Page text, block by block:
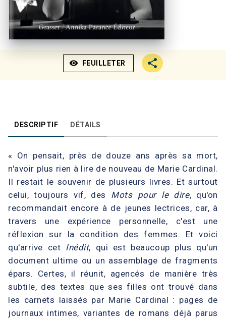
visibility FEUILLETER
DESCRIPTIF DÉTAILS
« On pensait, près de douze ans après sa mort,
n'avoir plus rien à lire de nouveau de Marie Cardinal.
Il restait le souvenir de plusieurs livres. Et surtout
celui, toujours vif, des Mots pour le dire, qu'on
recommandait encore à de jeunes lectrices, car, à
travers une expérience personnelle, c'est une
réflexion sur la condition des femmes. Et voici
qu'arrive cet Inédit, qui est beaucoup plus qu'un
document ultime ou un assemblage de fragments
épars. Certes, il réunit, agencés de manière très
subtile, des textes que ses filles ont trouvé dans
les carnets laissés par Marie Cardinal : pages de
journaux intimes, variantes de romans déjà parus